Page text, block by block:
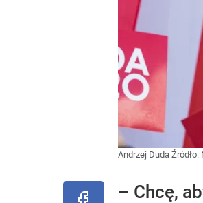
Andrzej Duda Źródło:
– Chcę,